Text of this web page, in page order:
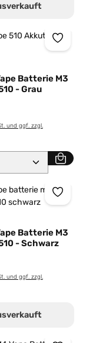
Batterie M3
- Grau
und ggf. zzgl.
Gib den
Wert ein
Batterie M3
- Schwarz
und ggf. zzgl.